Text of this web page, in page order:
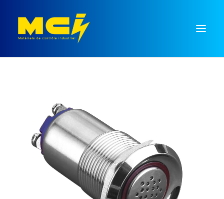
Temporisation
Commutation
Signalisation
Monnayeurs
Recherche